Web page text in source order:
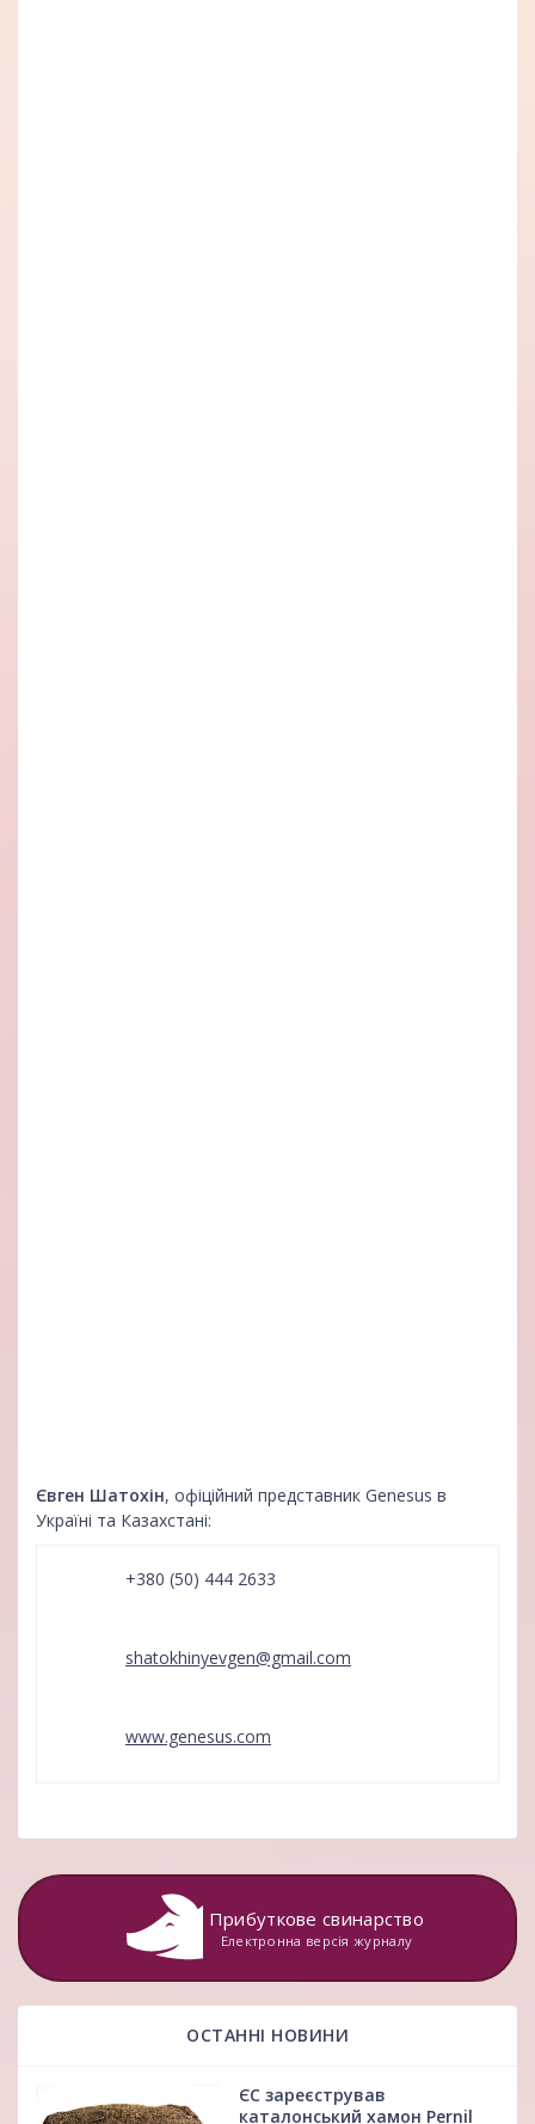
Євген Шатохін, офіційний представник Genesus в
Україні та Казахстані:
+380 (50) 444 2633
shatokhinyevgen@gmail.com
www.genesus.com
Прибуткове свинарство
Електронна версія журналу
ОСТАННІ НОВИНИ
ЄС зареєстрував
каталонський хамон Pernil